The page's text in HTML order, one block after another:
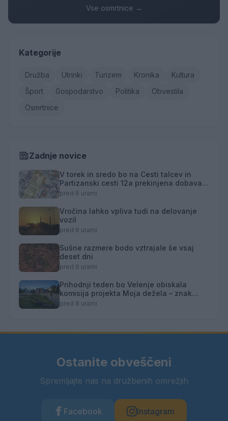
Vse osmrtnice →
Kategorije
Družba Utrinki Turizem Kronika
Kultura
Šport
Gospodarstvo Politika
Obvestila
Osmrtnice
Zadnje novice
V torek in sredo bo na Cesti talcev in
Partizanski cesti 12a prekinjena dobava
toplotne energije
pred 6 urami
Vročina lahko vpliva tudi na delovanje
vozil
pred 6 urami
Sušne razmere bodo vztrajale še vsaj
deset dni
pred 6 urami
Prihodnji teden bo Velenje obiskala
komisija projekta Moja dežela – znak
gostoljubnosti
pred 8 urami
Ostanite obveščeni
Spremljajte nas na družbenih omrežjih
Facebook Instagram